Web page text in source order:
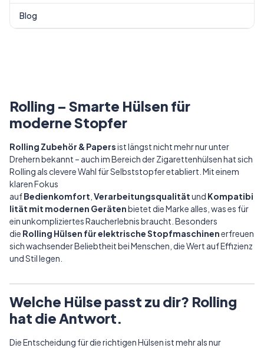
Blog
Rolling – Smarte Hülsen für
moderne Stopfer
Rolling Zubehör & Papersist längst nicht mehr nur unter
Drehern bekannt – auch im Bereich der Zigarettenhülsen hat sich
Rolling als clevere Wahl für Selbststopfer etabliert. Mit einem
klaren Fokus
aufBedienkomfort Verarbeitungsqualitätund Kompatibi
lität mit modernen Gerätenbietet die Marke alles, was es für
ein unkompliziertes Raucherlebnis braucht. Besonders
die Rolling Hülsen fürelektrische Stopfmaschinenerfreuen
sich wachsender Beliebtheit bei Menschen, die Wert auf Effizienz
und Stil legen.
Welche Hülse passt zu dir? Rolling
hat die Antwort.
Die Entscheidung für die richtigen Hülsen ist mehr als nur